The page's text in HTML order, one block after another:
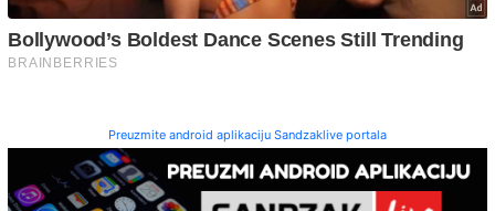
Preuzmite android aplikaciju Sandzaklive portala